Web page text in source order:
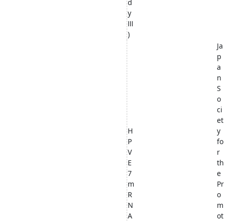
d
y
Ⅲ
)
H
P
V
E
7
m
R
N
A
Ja
p
a
n
S
o
ci
et
y
fo
r
th
e
Pr
o
m
ot